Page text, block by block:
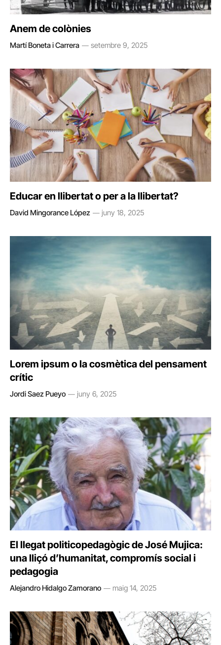
Anem de colònies
Martí Boneta i Carrera setembre 9, 2025
Educar en llibertat o per a la llibertat?
David Mingorance López juny 18, 2025
Lorem ipsum o la cosmètica del pensament
crític
Jordi Saez Pueyo juny 6, 2025
El llegat politicopedagògic de José Mujica:
una lliçó d’humanitat, compromís social i
pedagogia
Alejandro Hidalgo Zamorano maig 14, 2025